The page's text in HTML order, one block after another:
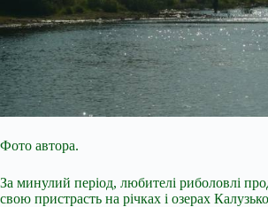
Фото автора.
За минулий період, любителі риболовлі
свою пристрасть на річках і озерах